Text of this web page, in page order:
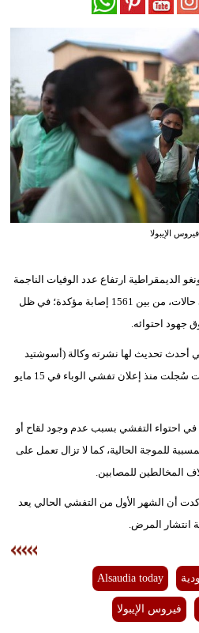
سياحة
وسفر
ديكور
أخبار
إعلام
تعليم
علوم
وتكنولوجيا
مدوَّنات
فيديو
فيروس الإيبولا
الديمقراطية ارتفاع عدد الوفيات الناجمة
عن تفشي فيروس الإيبولا إلى 506 حالات، من بين 1561 إصابة مؤكدة؛ في ظل
جهود احتوائه.
أحدث تحديث لها نشرته وكالة (أسوشتيد
برس)، أن حصيلة الإصابات والوفيات سُجلت منذ إعلان تفشي الوباء في 15 مايو
احتواء التفشي بسبب عدم وجود لقاح أو
للموجة الحالية، كما لا تزال تعمل على
المخالطين للمصابين.
أن الشهر الأول من التفشي الحالي يعد
انتشار المرض.
Alsaudia today
فيروس الإيبولا